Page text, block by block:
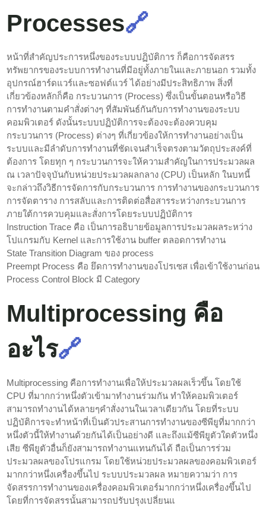
Processes🔗
หน้าที่สำคัญประการหนึ่งของระบบปฏิบัติการ ก็คือการจัดสรร
ทรัพยากรของระบบการทำงานที่มีอยู่ทั้งภายในและภายนอก รวมทั้ง
อุปกรณ์ฮาร์ดแวร์และซอฟต์แวร์ ได้อย่างมีประสิทธิภาพ สิ่งที่
เกี่ยวข้องหลักก็คือ กระบวนการ (Process) ซึ่งเป็นขั้นตอนหรือวิธี
การทำงานตามคำสั่งต่างๆ ที่สัมพันธ์กันกับการทำงานของระบบ
คอมพิวเตอร์ ดังนั้นระบบปฏิบัติการจะต้องจะต้องควบคุม
กระบวนการ (Process) ต่างๆ ที่เกี่ยวข้องให้การทำงานอย่างเป็น
ระบบและมีลำดับการทำงานที่ชัดเจนสำเร็จตรงตามวัตถุประสงค์ที่
ต้องการ โดยทุก ๆ กระบวนการจะให้ความสำคัญในการประมวลผล
ณ เวลาปัจจุบันกับหน่วยประมวลผลกลาง (CPU) เป็นหลัก ในบทนี้
จะกล่าวถึงวิธีการจัดการกับกระบวนการ การทำงานของกระบวนการ
การจัดตาราง การสลับและการติดต่อสื่อสารระหว่างกระบวนการ
ภายใต้การควบคุมและสั่งการโดยระบบปฏิบัติการ
Instruction Trace คือ เป็นการอธิบายข้อมูลการประมวลผลระหว่าง
โปแกรมกับ Kernel และการใช้งาน buffer ตลอดการทำงาน
State Transition Diagram ของ process
Preempt Process คือ ยึดการทำงานของโปรเซส เพื่อเข้าใช้งานก่อน
Process Control Block มี Category
Multiprocessing คือ
อะไร🔗
Multiprocessing คือการทำงานเพื่อให้ประมวลผลเร็วขึ้น โดยใช้
CPU ที่มากกว่าหนึ่งตัวเข้ามาทำงานร่วมกัน ทำให้คอมพิวเตอร์
สามารถทำงานได้หลายๆคำสั่งงานในเวลาเดียวกัน โดยที่ระบบ
ปฏิบัติการจะทำหน้าที่เป็นตัวประสานการทำงานของซีพียูที่มากกว่า
หนึ่งตัวนี้ให้ทำงานด้วยกันได้เป็นอย่างดี และถึงแม้ซีพียูตัวใดตัวหนึ่ง
เสีย ซีพียูตัวอื่นก็ยังสามารถทำงานแทนกันได้ ถือเป็นการร่วม
ประมวลผลของโปรแกรม โดยใช้หน่วยประมวลผลของคอมพิวเตอร์
มากกว่าหนึ่งเครื่องขึ้นไป ระบบประมวลผล หมายความว่า การ
จัดสรรการทำงานของเครื่องคอมพิวเตอร์มากกว่าหนึ่งเครื่องขึ้นไป
โดยที่การจัดสรรนั้นสามารถปรับปรุงเปลี่ยนแ